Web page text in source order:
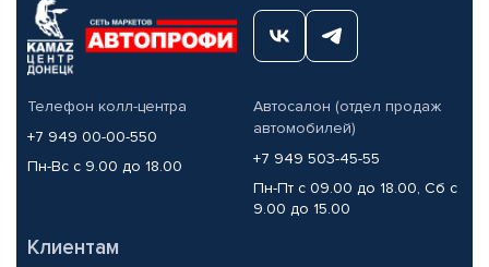
Телефон колл-центра
+7 949 00-00-550
Пн-Вс с 9.00 до 18.00
Автосалон (отдел продаж
автомобилей)
+7 949 503-45-55
Пн-Пт с 09.00 до 18.00, Сб с
9.00 до 15.00
Клиентам